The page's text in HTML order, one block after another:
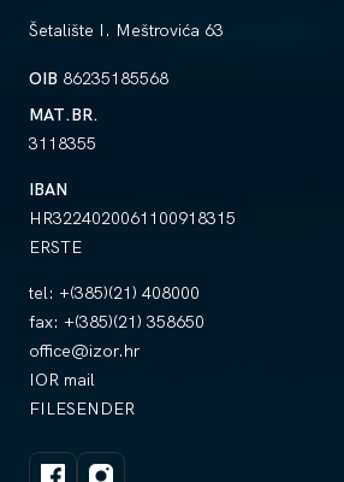
Šetalište I. Meštrovića 63
OIB 86235185568
MAT.BR.
3118355
IBAN
HR3224020061100918315
ERSTE
tel: +(385)(21) 408000
fax: +(385)(21) 358650
office@izor.hr
IOR mail
FILESENDER